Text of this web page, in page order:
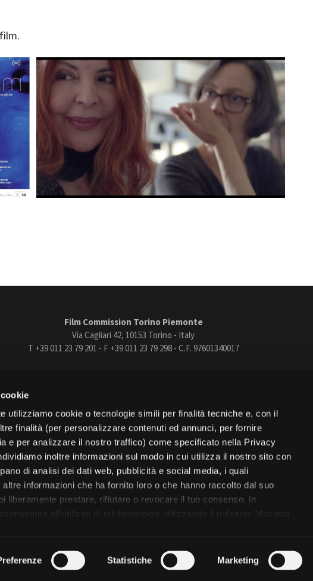
utilizziamo cookie o tecnologie simili per finalità tecniche e, con il
finalità (per personalizzare contenuti ed annunci, per fornire
e per analizzare il nostro traffico) come specificato nella Privacy
inoltre informazioni sul modo in cui utilizza il nostro sito con
di analisi dei dati web, pubblicità e social media, i quali
informazioni che ha fornito loro o che hanno raccolto dal suo
liberamente prestare, rifiutare o revocare il tuo consenso, in
all’utilizzo di tali tecnologie utilizzando il pulsante “Accetta
Statistiche Marketing
Film Commission Torino Piemonte
Via Cagliari 42, 10153 Torino - Italy
T +39 011 23 79 201 - F +39 011 23 79 298 - C.F. 97601340017
InstagramYoutubeVimeo
Regione Piemonte
© 2026 Fondazione Film Commission Torino Piemonte. Tutti i diritti riservati.